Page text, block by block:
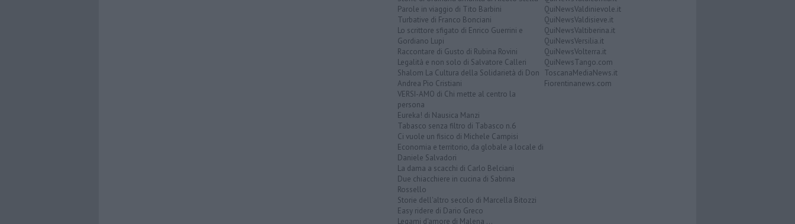
Parole in viaggio di Tito Barbini
Turbative di Franco Bonciani
Lo scrittore sfigato di Enrico Guerrini e
Gordiano Lupi
Raccontare di Gusto di Rubina Rovini
Legalità e non solo di Salvatore Calleri
Shalom La Cultura della Solidarietà di Don
Andrea Pio Cristiani
VERSI-AMO di Chi mette al centro la
persona
Eureka! di Nausica Manzi
Tabasco senza filtro di Tabasco n.6
Ci vuole un fisico di Michele Campisi
Economia e territorio, da globale a locale di
Daniele Salvadori
La dama a scacchi di Carlo Belciani
Due chiacchiere in cucina di Sabrina
Rossello
Storie dell'altro secolo di Marcella Bitozzi
Easy ridere di Dario Greco
Legami d'amore di Malena ...
QuiNewsValdinievole.it
QuiNewsValdisieve.it
QuiNewsValtiberina.it
QuiNewsVersilia.it
QuiNewsVolterra.it
QuiNewsTango.com
ToscanaMediaNews.it
Fiorentinanews.com